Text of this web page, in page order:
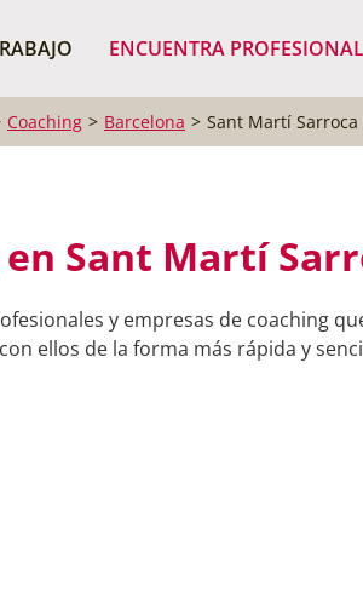
ENCUENTRA
Coaching Barcelona Sant Martí Sarroca
Sant Martí
y empresas de coaching
ellos de la forma más rápida y